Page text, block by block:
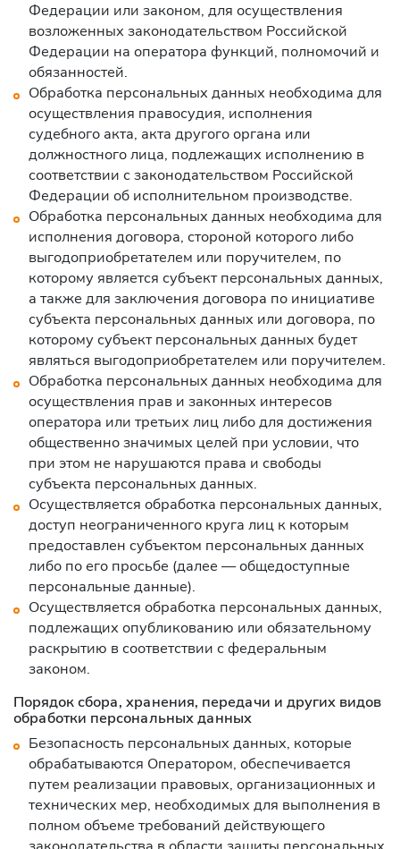
Федерации или законом, для осуществления
возложенных законодательством Российской
Федерации на оператора функций, полномочий и
обязанностей.
Обработка персональных данных необходима для
осуществления правосудия, исполнения
судебного акта, акта другого органа или
должностного лица, подлежащих исполнению в
соответствии с законодательством Российской
Федерации об исполнительном производстве.
Обработка персональных данных необходима для
исполнения договора, стороной которого либо
выгодоприобретателем или поручителем, по
которому является субъект персональных данных,
а также для заключения договора по инициативе
субъекта персональных данных или договора, по
которому субъект персональных данных будет
являться выгодоприобретателем или поручителем.
Обработка персональных данных необходима для
осуществления прав и законных интересов
оператора или третьих лиц либо для достижения
общественно значимых целей при условии, что
при этом не нарушаются права и свободы
субъекта персональных данных.
Осуществляется обработка персональных данных,
доступ неограниченного круга лиц к которым
предоставлен субъектом персональных данных
либо по его просьбе (далее — общедоступные
персональные данные).
Осуществляется обработка персональных данных,
подлежащих опубликованию или обязательному
раскрытию в соответствии с федеральным
законом.
Порядок сбора, хранения, передачи и других видов
обработки персональных данных
Безопасность персональных данных, которые
обрабатываются Оператором, обеспечивается
путем реализации правовых, организационных и
технических мер, необходимых для выполнения в
полном объеме требований действующего